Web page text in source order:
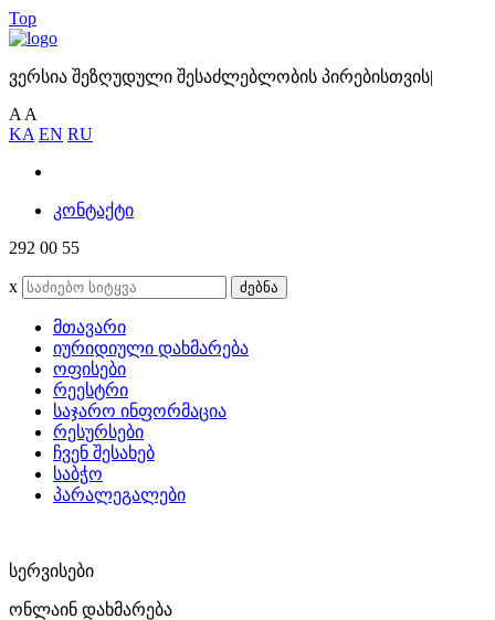
Top
ვერსია შეზღუდული შესაძლებლობის პირებისთვის|
A A
KA EN RU
კონტაქტი
292 00 55
x ძებნა
მთავარი
იურიდიული დახმარება
ოფისები
რეესტრი
საჯარო ინფორმაცია
რესურსები
ჩვენ შესახებ
საბჭო
პარალეგალები
სერვისები
ონლაინ დახმარება